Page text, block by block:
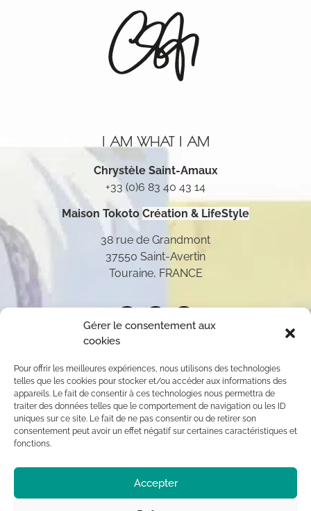
Gérer le consentement aux
cookies
Pour offrir les meilleures expériences, nous utilisons des technologies
telles que les cookies pour stocker et/ou accéder aux informations des
appareils. Le fait de consentir à ces technologies nous permettra de
traiter des données telles que le comportement de navigation ou les ID
uniques sur ce site. Le fait de ne pas consentir ou de retirer son
consentement peut avoir un effet négatif sur certaines caractéristiques et
fonctions.
Accepter
I AM WHAT I AM
Chrystèle Saint-Amaux
+33 (0)6 83 40 43 14
Maison Tokoto Création & LifeStyle
38 rue de Grandmont
37550 Saint-Avertin
Touraine, FRANCE
Toutes les oeuvres présentées sur ce site appartiennent
exclusivement à l’auteur (sauf mention contraire) aux
termes des articles L 111-1 et L112-1 du code de la